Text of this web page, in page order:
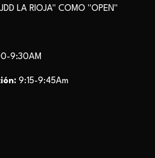
LA RIOJA" COMO "OPEN"
9:30AM
9:15-9:45Am